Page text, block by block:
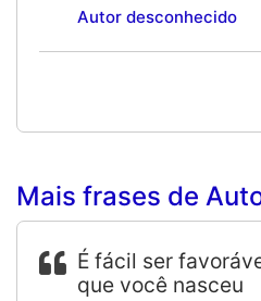
Autor desconhecido
Mais frases de
É fácil ser
que você nasceu